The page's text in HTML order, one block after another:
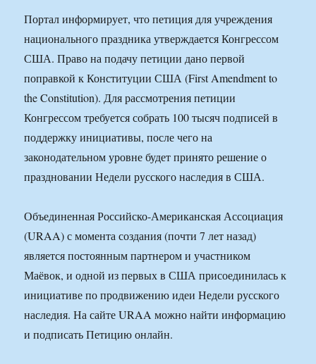
Портал информирует, что петиция для учреждения
национального праздника утверждается Конгрессом
США. Право на подачу петиции дано первой
поправкой к Конституции США (First Amendment to
the Constitution). Для рассмотрения петиции
Конгрессом требуется собрать 100 тысяч подписей в
поддержку инициативы, после чего на
законодательном уровне будет принято решение о
праздновании Недели русского наследия в США.
Объединенная Российско-Американская Ассоциация
(URAA) с момента создания (почти 7 лет назад)
является постоянным партнером и участником
Маёвок, и одной из первых в США присоединилась к
инициативе по продвижению идеи Недели русского
наследия. На сайте URAA можно найти информацию
и подписать Петицию онлайн.